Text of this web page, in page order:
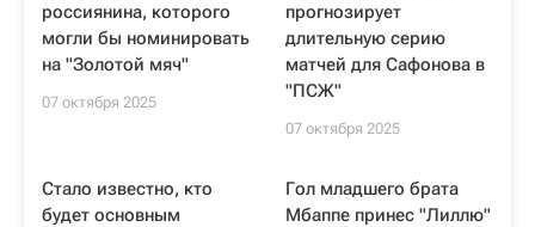
россиянина, которого
могли бы номинировать
на "Золотой мяч"
07 октября 2025
прогнозирует
длительную серию
матчей для Сафонова в
"ПСЖ"
07 октября 2025
Стало известно, кто
будет основным
Гол младшего брата
Мбаппе принес "Лиллю"